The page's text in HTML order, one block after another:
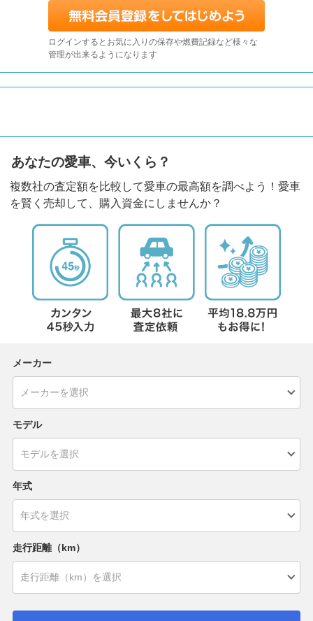
ログインするとお気に入りの保存や燃費記録など様々な
管理が出来るようになります
あなたの愛車、今いくら？
複数社の査定額を比較して愛車の最高額を調べよう！愛車
を賢く売却して、購入資金にしませんか？
メーカー
モデル
年式
走行距離（km）